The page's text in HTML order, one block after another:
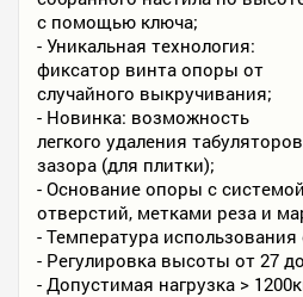
с помощью ключа;
- Уникальная технология:
фиксатор винта опоры от
случайного выкручивания;
- Новинка: возможность
легкого удаления табуляторов
зазора (для плитки);
- Основание опоры с
отверстий, метками реза и
- Температура использования
- Регулировка высоты от 27
- Допустимая нагрузка >